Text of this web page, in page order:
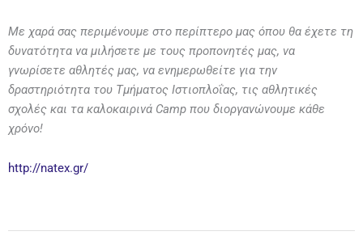
Με χαρά σας περιμένουμε στο περίπτερο μας όπου θα έχετε τη
δυνατότητα να μιλήσετε με τους προπονητές μας, να
γνωρίσετε αθλητές μας, να ενημερωθείτε για την
δραστηριότητα του Τμήματος Ιστιοπλοΐας, τις αθλητικές
σχολές και τα καλοκαιρινά Camp που διοργανώνουμε κάθε
χρόνο!
http://natex.gr/